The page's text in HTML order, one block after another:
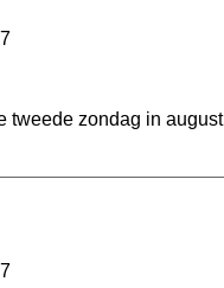
tweede zondag in